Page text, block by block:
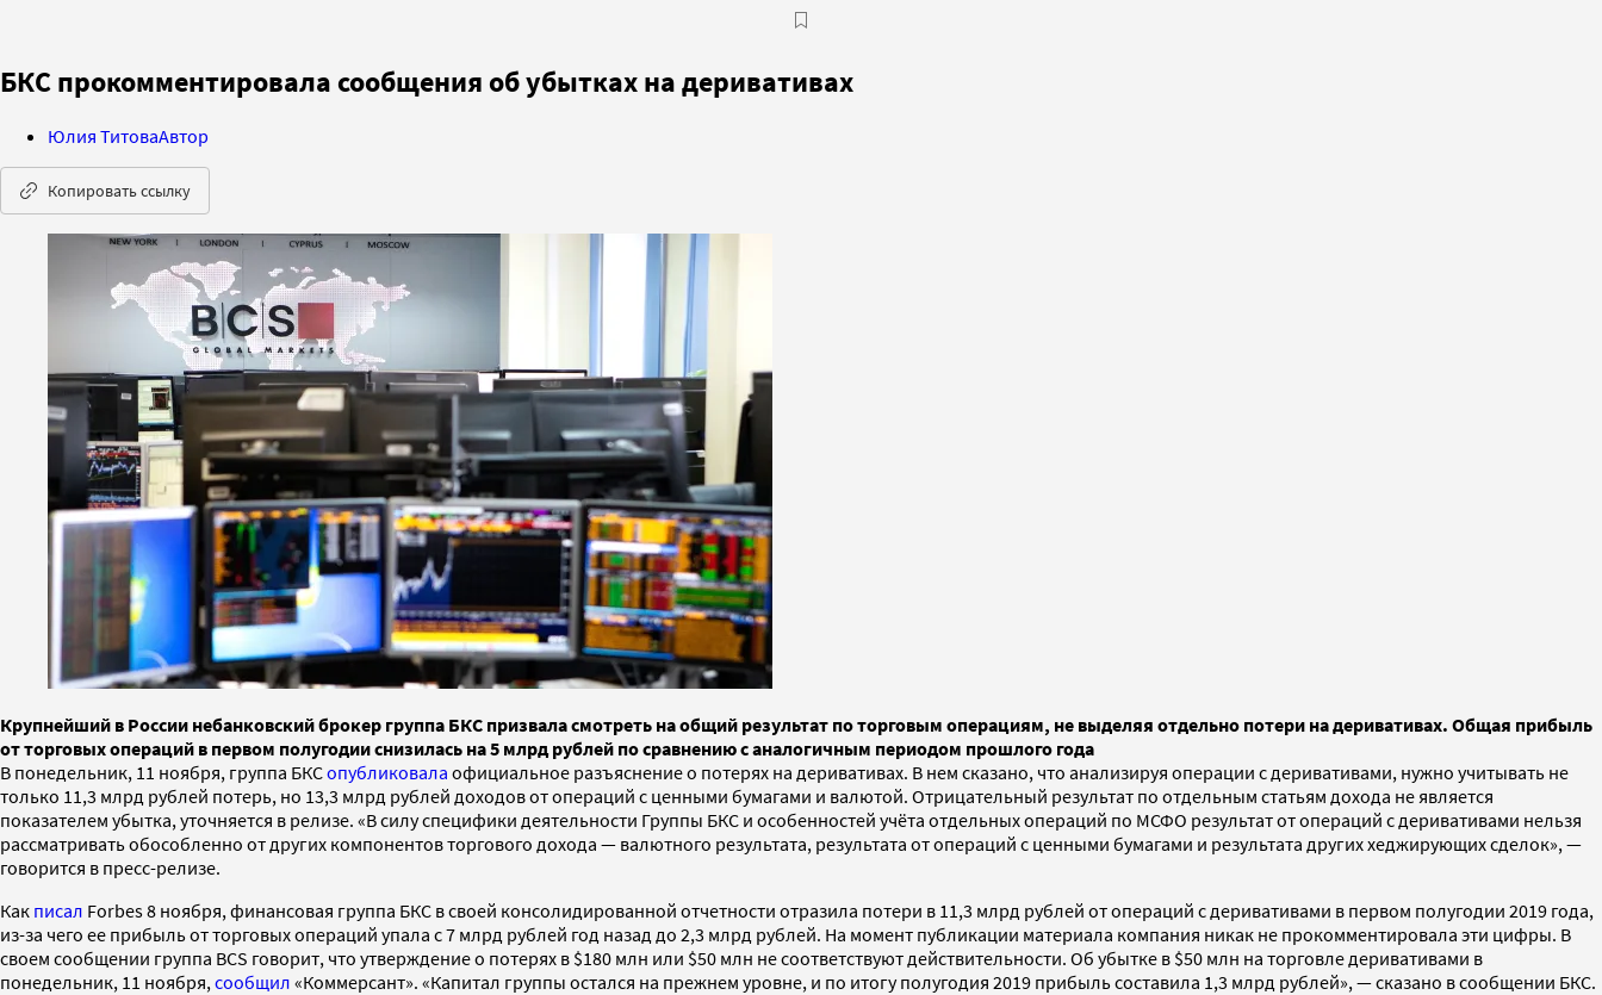
БКС прокомментировала сообщения об убытках на деривативах
Юлия ТитоваАвтор
Копировать ссылку
Крупнейший в России небанковский брокер группа БКС призвала смотреть на общий результат по торговым операциям, не выделяя отдельно потери на деривативах. Общая прибыль
от торговых операций в первом полугодии снизилась на 5 млрд рублей по сравнению с аналогичным периодом прошлого года
В понедельник, 11 ноября, группа БКСопубликовала официальное разъяснение о потерях на деривативах. В нем сказано, что анализируя операции с деривативами, нужно учитывать не
только 11,3 млрд рублей потерь, но 13,3 млрд рублей доходов от операций с ценными бумагами и валютой. Отрицательный результат по отдельным статьям дохода не является
показателем убытка, уточняется в релизе. «В силу специфики деятельности Группы БКС и особенностей учёта отдельных операций по МСФО результат от операций с деривативами нельзя
рассматривать обособленно от других компонентов торгового дохода — валютного результата, результата от операций с ценными бумагами и результата других хеджирующих сделок», —
говорится в пресс-релизе.
Как писал Forbes 8 ноября, финансовая группа БКС в своей консолидированной отчетности отразила потери в 11,3 млрд рублей от операций с деривативами в первом полугодии 2019 года,
из-за чего ее прибыль от торговых операций упала с 7 млрд рублей год назад до 2,3 млрд рублей. На момент публикации материала компания никак не прокомментировала эти цифры. В
своем сообщении группа BCS говорит, что утверждение о потерях в $180 млн или $50 млн не соответствуют действительности. Об убытке в $50 млн на торговле деривативами в
понедельник, 11 ноября, сообщил «Коммерсант». «Капитал группы остался на прежнем уровне, и по итогу полугодия 2019 прибыль составила 1,3 млрд рублей», — сказано в сообщении БКС.